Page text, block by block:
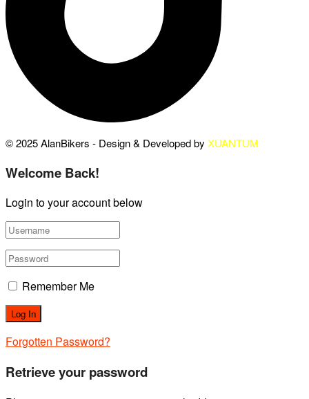
© 2025 AlanBikers - Design & Developed by XUANTUM
Welcome Back!
Login to your account below
Remember Me
Forgotten Password?
Retrieve your password